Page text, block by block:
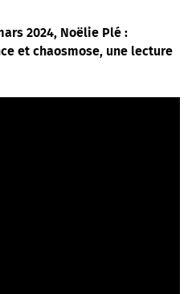
2024, Noëlie Plé :
et chaosmose, une lecture